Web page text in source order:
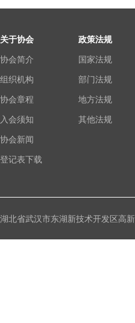
关于协会
协会简介
组织机构
协会章程
入会须知
协会新闻
登记表下载
政策法规
国家法规
部门法规
地方法规
其他法规
湖北省武汉市东湖新技术开发区高